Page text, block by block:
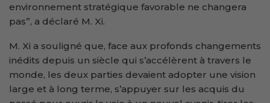
environnement stratégique favorable ne changera
pas”, a déclaré M. Xi.
M. Xi a souligné que, face aux profonds changements
inédits depuis un siècle qui s’accélèrent à travers le
monde, les deux parties devaient adopter une vision
large et à long terme, s’appuyer sur les acquis du